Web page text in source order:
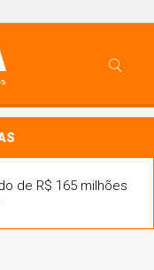
de R$ 165 milhões